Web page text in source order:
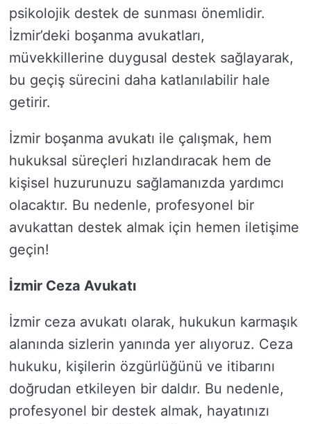
psikolojik destek de sunması önemlidir.
İzmir’deki boşanma avukatları,
müvekkillerine duygusal destek sağlayarak,
bu geçiş sürecini daha katlanılabilir hale
getirir.
İzmir boşanma avukatı ile çalışmak, hem
hukuksal süreçleri hızlandıracak hem de
kişisel huzurunuzu sağlamanızda yardımcı
olacaktır. Bu nedenle, profesyonel bir
avukattan destek almak için hemen iletişime
geçin!
İzmir Ceza Avukatı
İzmir ceza avukatı olarak, hukukun karmaşık
alanında sizlerin yanında yer alıyoruz. Ceza
hukuku, kişilerin özgürlüğünü ve itibarını
doğrudan etkileyen bir daldır. Bu nedenle,
profesyonel bir destek almak, hayatınızı